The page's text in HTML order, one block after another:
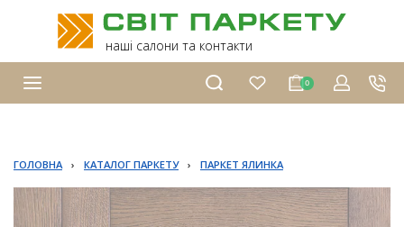
наші салони та контакти
0
ГОЛОВНА › КАТАЛОГ ПАРКЕТУ › ПАРКЕТ ЯЛИНКА